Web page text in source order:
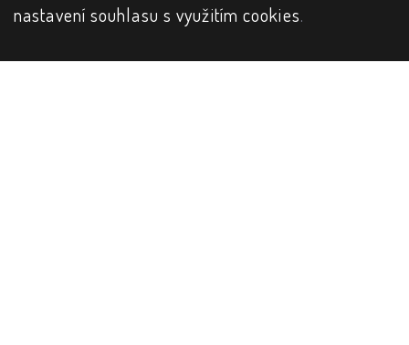
nastavení souhlasu s využitím cookies.